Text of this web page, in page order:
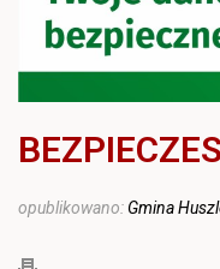
opublikowano: Gmina